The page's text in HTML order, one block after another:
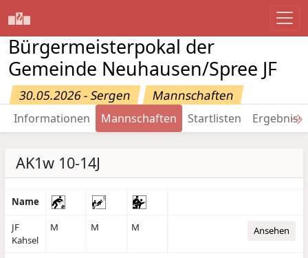
Bürgermeisterpokal der
Gemeinde Neuhausen/Spree JF
30.05.2026 - Sergen Mannschaften
Informationen Mannschaften Startlisten →
AK1w 10-14J
Name
JF
Kahsel
M M M Ansehen